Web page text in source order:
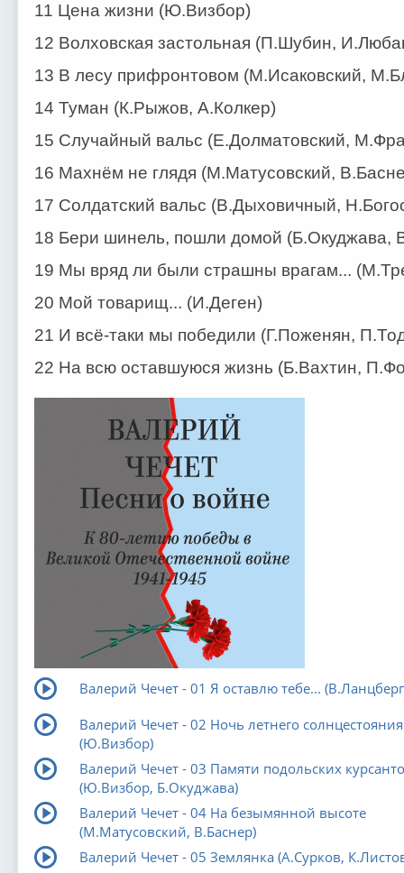
11 Цена жизни (Ю.Визбор)
12 Волховская застольная (П.Шубин,
13 В лесу прифронтовом (М.Исаковский,
14 Туман (К.Рыжов, А.Колкер)
15 Случайный вальс (Е.Долматовский,
16 Махнём не глядя (М.Матусовский,
17 Солдатский вальс (В.Дыховичный,
18 Бери шинель, пошли домой (Б.Окуджава,
19 Мы вряд ли были страшны врагам...
20 Мой товарищ... (И.Деген)
21 И всё-таки мы победили (Г.Поженян,
22 На всю оставшуюся жизнь (Б.Вахтин,
Валерий Чечет - 01 Я оставлю тебе...
Валерий Чечет - 02 Ночь летнего солнцестояния
(Ю.Визбор)
Валерий Чечет - 03 Памяти подольских
(Ю.Визбор, Б.Окуджава)
Валерий Чечет - 04 На безымянной высоте
(М.Матусовский, В.Баснер)
Валерий Чечет - 05 Землянка (А.Сурков,